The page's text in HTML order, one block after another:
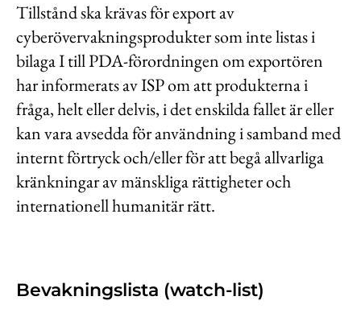
Tillstånd ska krävas för export av
cyberövervakningsprodukter som inte listas i
bilaga I till PDA-förordningen om exportören
har informerats av ISP om att produkterna i
fråga, helt eller delvis, i det enskilda fallet är eller
kan vara avsedda för användning i samband med
internt förtryck och/eller för att begå allvarliga
kränkningar av mänskliga rättigheter och
internationell humanitär rätt.
Bevakningslista (watch-list)